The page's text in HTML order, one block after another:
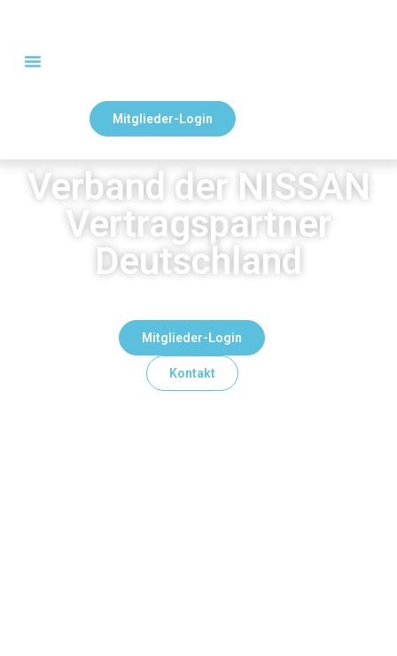
Mitglieder-Login
Verband der NISSAN
Vertragspartner
Deutschland
Mitglieder-Login
Kontakt